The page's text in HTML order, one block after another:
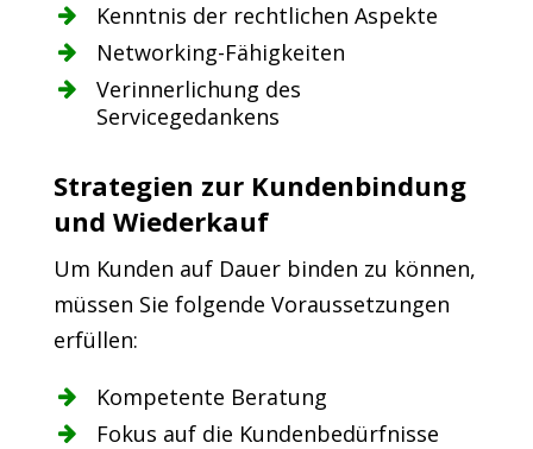
Kenntnis der rechtlichen Aspekte
Networking-Fähigkeiten
Verinnerlichung des
Servicegedankens
Strategien zur Kundenbindung
und Wiederkauf
Um Kunden auf Dauer binden zu können,
müssen Sie folgende Voraussetzungen
erfüllen:
Kompetente Beratung
Fokus auf die Kundenbedürfnisse